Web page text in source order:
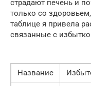
страдают печень и
только со
таблице я привела
связанные с
Название